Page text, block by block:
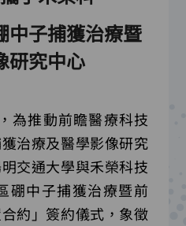
中子捕獲治療暨
研究中心
為推動前瞻醫療科技
治療及醫學影像研究
交通大學與禾榮科技
硼中子捕獲治療暨前
約」簽約儀式，象徵